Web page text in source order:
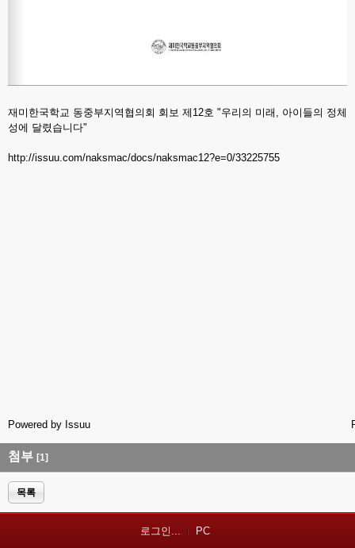
재미한국학교 동중부지역협의회 회보 제12호 "우리의 미래, 아이들의 정체
성에 달렸습니다"
http://issuu.com/naksmac/docs/naksmac12?e=0/33225755
Powered by Issuu
첨부 [1]
목록
로그인... PC